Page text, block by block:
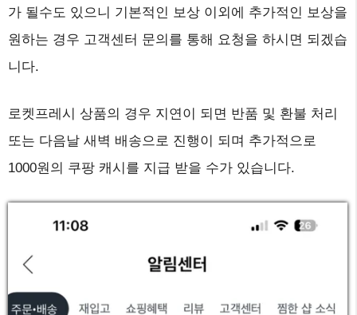
가 될수도 있으니 기본적인 보상 이외에 추가적인 보상을
원하는 경우 고객센터 문의를 통해 요청을 하시면 되겠습
니다.
로켓프레시 상품의 경우 지연이 되면 반품 및 환불 처리
또는 다음날 새벽 배송으로 진행이 되며 추가적으로
1000원의 쿠팡 캐시를 지급 받을 수가 있습니다.